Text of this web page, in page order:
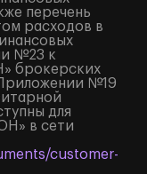
перечень
расходов в
№23 к
брокерских
№19
для
в сети
customer-